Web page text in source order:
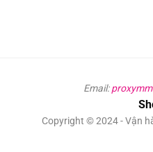
Email:
Copyright © 2024 - Vận